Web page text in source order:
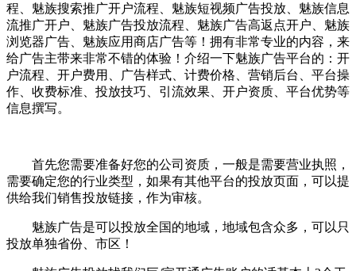
程、魅族搜索推广开户流程、魅族短视频广告投放、魅族信息
流推广开户、魅族广告投放流程、魅族广告高返点开户、魅族
浏览器广告、魅族应用商店广告等！拥有非常专业的内容，来
给广告主带来非常不错的体验！介绍一下魅族广告平台的：开
户流程、开户费用、广告样式、计费价格、营销后台、平台操
作、收费标准、投放技巧、引流效果、开户资质、平台优势等
信息撰写。
首先您需要准备好您的公司资质，一般是需要营业执照，
需要确定您的行业类型，如果有其他平台的投放页面，可以提
供给我们销售投放链接，作为审核。
魅族广告是可以投放全国的地域，地域包含众多，可以只
投放单独省份、市区！